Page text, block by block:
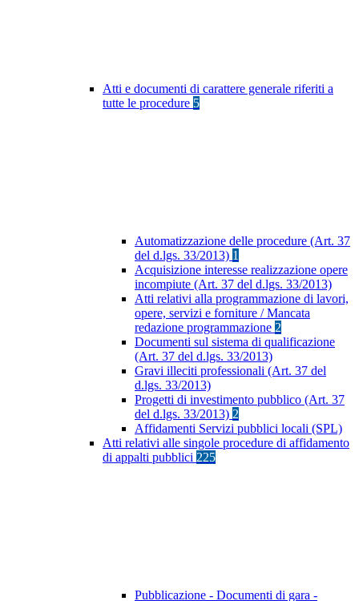
Atti e documenti di carattere generale riferiti a
tutte le procedure 5
Automatizzazione delle procedure (Art. 37
del d.lgs. 33/2013) 1
Acquisizione interesse realizzazione opere
incompiute (Art. 37 del d.lgs. 33/2013)
Atti relativi alla programmazione di lavori,
opere, servizi e forniture / Mancata
redazione programmazione 2
Documenti sul sistema di qualificazione
(Art. 37 del d.lgs. 33/2013)
Gravi illeciti professionali (Art. 37 del
d.lgs. 33/2013)
Progetti di investimento pubblico (Art. 37
del d.lgs. 33/2013) 2
Affidamenti Servizi pubblici locali (SPL)
Atti relativi alle singole procedure di affidamento
di appalti pubblici 225
Pubblicazione - Documenti di gara -